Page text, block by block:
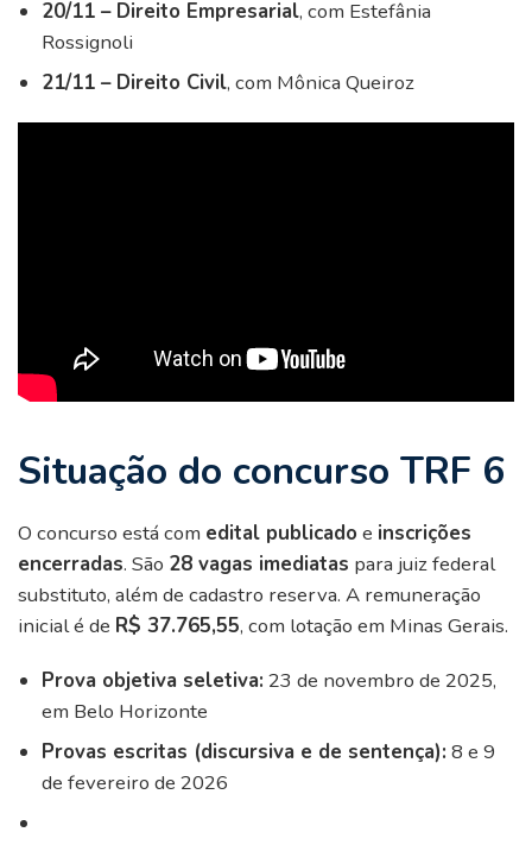
20/11 – Direito Empresarial, com Estefânia
Rossignoli
21/11 – Direito Civil, com Mônica Queiroz
Situação do concurso TRF 6
O concurso está com edital publicado e inscrições
encerradas. São 28 vagas imediatas para juiz federal
substituto, além de cadastro reserva. A remuneração
inicial é de R$ 37.765,55, com lotação em Minas Gerais.
Prova objetiva seletiva: 23 de novembro de 2025,
em Belo Horizonte
Provas escritas (discursiva e de sentença): 8 e 9
de fevereiro de 2026